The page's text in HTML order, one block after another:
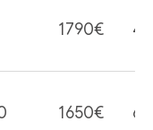
1790€ 4
1650€ 6